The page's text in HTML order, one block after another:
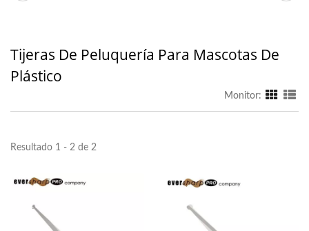
Tijeras De Peluquería Para Mascotas De
Plástico
Monitor:
Resultado 1 - 2 de 2